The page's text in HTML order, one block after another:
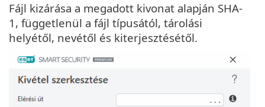
Fájl kizárása a megadott kivonat alapján SHA-
1, függetlenül a fájl típusától, tárolási
helyétől, nevétől és kiterjesztésétől.